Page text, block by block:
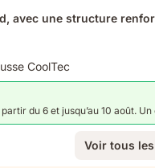
avec une structure
CoolTec
du 6 et jusqu’au 10 août.
Voir tous